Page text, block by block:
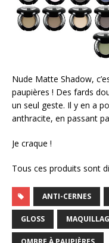
Nude Matte Shadow,
paupières ! Des fards
un seul geste. Il y en a
anthracite, en passant
Je craque !
Tous ces produits sont
ANTI-CERNES
GLOSS